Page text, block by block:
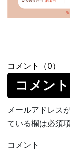
コメント（0）
コメン
メールアドレス
ている欄は必須
コメント